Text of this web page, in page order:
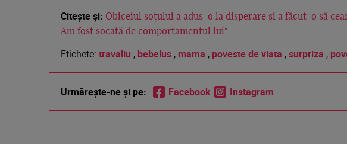
Citește și: Obiceiul soțului a adus-o la disperare și a făcut-o să
Am fost șocată de comportamentul lui"
Etichete: travaliu , bebelus , mama , poveste de viata ,surpriza ,
Urmărește-ne și pe: Facebook Instagram